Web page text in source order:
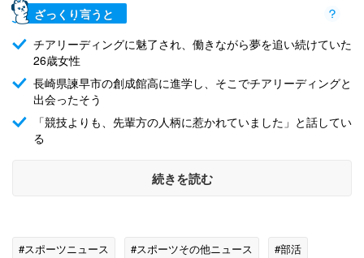
ざっくり言うと
チアリーディングに魅了され、働きながら夢を追い続けていた
26歳女性
長崎県諫早市の創成館高に進学し、そこでチアリーディングと
出会ったそう
「競技よりも、先輩方の人柄に惹かれていました」と話してい
る
続きを読む
#スポーツニュース #スポーツその他ニュース
#部活